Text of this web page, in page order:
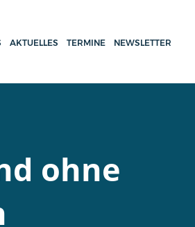
AKTUELLES TERMINE NEWSLETTER
ohne